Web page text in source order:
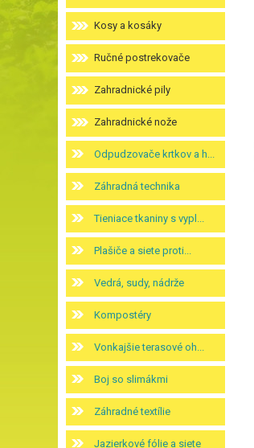
Kosy a kosáky
Ručné postrekovače
Zahradnické pily
Zahradnické nože
Odpudzovače krtkov a h...
Záhradná technika
Tieniace tkaniny s vypl...
Plašiče a siete proti...
Vedrá, sudy, nádrže
Kompostéry
Vonkajšie terasové oh...
Boj so slimákmi
Záhradné textílie
Jazierkové fólie a siete